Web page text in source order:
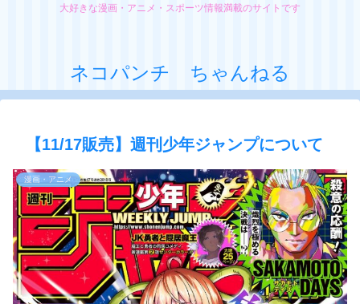
大好きな漫画・アニメ・スポーツ情報満載のサイトです
ネコパンチ ちゃんねる
【11/17販売】週刊少年ジャンプについて
漫画・アニメ